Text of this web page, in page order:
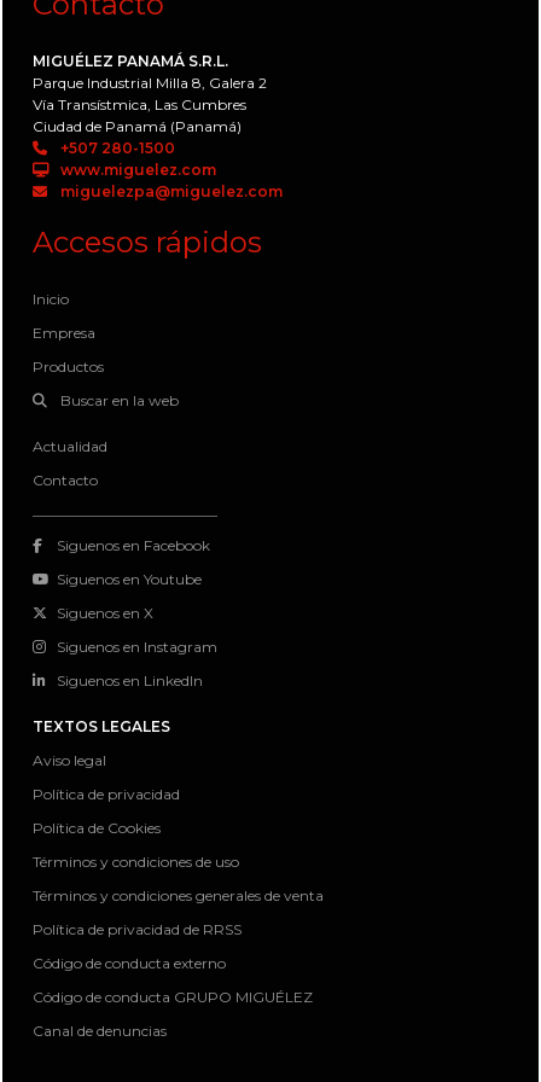
MIGUÉLEZ PANAMÁ S.R.L.
Parque Industrial Milla 8, Galera 2
Vía Transístmica, Las Cumbres
Ciudad de Panamá (Panamá)
+507 280-1500
www.miguelez.com
miguelezpa@miguelez.com
Accesos rápidos
Inicio
Empresa
Productos
Buscar en la web
Actualidad
Contacto
Siguenos en Facebook
Siguenos en Youtube
Siguenos en X
Siguenos en Instagram
Siguenos en LinkedIn
TEXTOS LEGALES
Aviso legal
Política de privacidad
Política de Cookies
Términos y condiciones de uso
Términos y condiciones generales de venta
Política de privacidad de RRSS
Código de conducta externo
Código de conducta GRUPO MIGUÉLEZ
Canal de denuncias